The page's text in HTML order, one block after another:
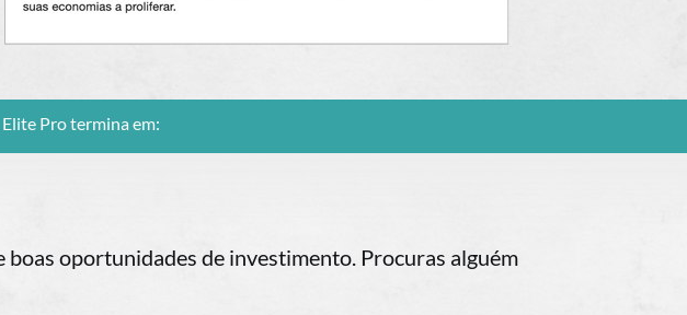
Pro termina em:
oportunidades de investimento. Procuras alguém